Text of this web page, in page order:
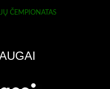
ČEMPIONATAS